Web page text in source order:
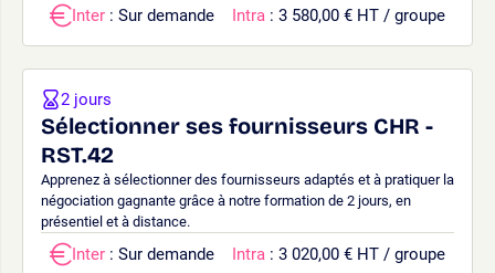
Inter : Sur demande Intra : 3 580,00 € HT / groupe
Sélectionner ses fournisseurs CHR -
RST.42
Apprenez à sélectionner des fournisseurs adaptés et à pratiquer la
négociation gagnante grâce à notre formation de 2 jours, en
présentiel et à distance.
2 jours
Inter : Sur demande Intra : 3 020,00 € HT / groupe